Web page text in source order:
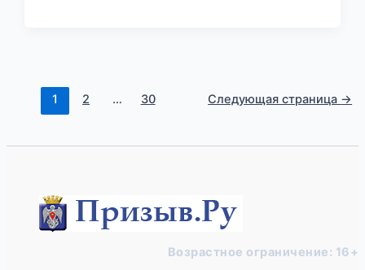
1 2 … 30 Следующая страница →
Возрастное ограничение: 16+